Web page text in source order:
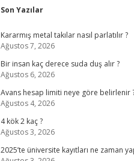
Sidebar
Son Yazılar
Kararmış metal takılar nasıl parlatılır ?
Ağustos 7, 2026
Bir insan kaç derece suda duş alır ?
Ağustos 6, 2026
Avans hesap limiti neye göre belirlenir
Ağustos 4, 2026
4 kök 2 kaç ?
Ağustos 3, 2026
2025’te üniversite kayıtları ne zaman